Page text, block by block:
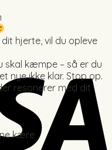
hjerte, vil du opleve
skal kæmpe – så er du
nye ikke klar. Stop op.
resonerer med dit
kære